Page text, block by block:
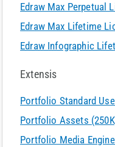
Edraw Max Perpetual
Edraw Max Lifetime
Edraw Infographic
Extensis
Portfolio Standard
Portfolio Assets
Portfolio Media